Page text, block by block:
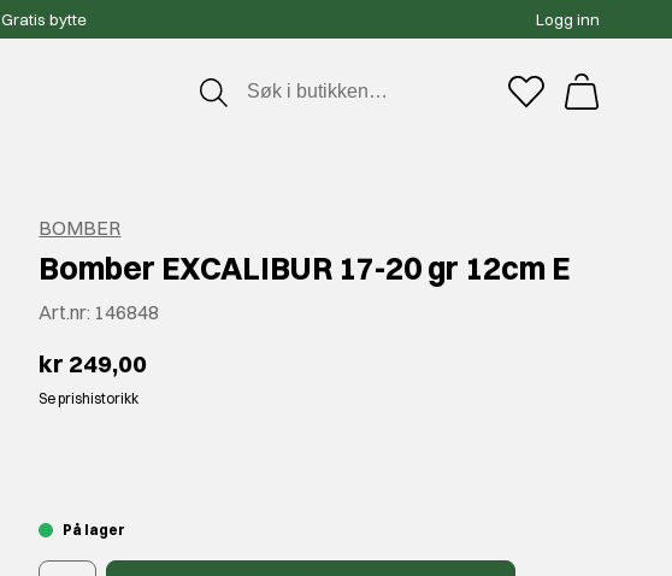
Gratis bytte Logg inn
BOMBER
Bomber EXCALIBUR 17-20 gr 12cm E
Art.nr: 146848
kr 249,00
Se prishistorikk
På lager